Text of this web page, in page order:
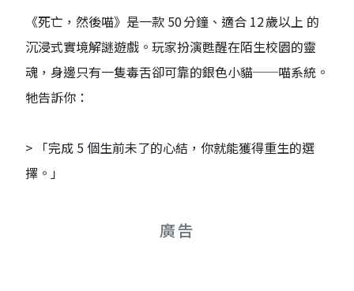
《死亡，然後喵》是一款 50 分鐘、適合 12 歲以上 的
沉浸式實境解謎遊戲。玩家扮演甦醒在陌生校園的靈
魂，身邊只有一隻毒舌卻可靠的銀色小貓──喵系統。
牠告訴你：
> 「完成 5 個生前未了的心結，你就能獲得重生的選
擇。」
廣告